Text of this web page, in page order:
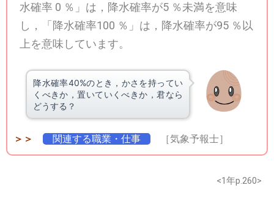
水確率 0 ％」は，降水確率が5 ％未満を意味
し，「降水確率100 ％」は，降水確率が95 ％以
上を意味しています。
降水確率40%のとき，かさを持ってい
くべきか，置いていくべきか，君なら
どうする？
＞＞ 関連する職業・仕事 ［気象予報士］
<1年p.260>